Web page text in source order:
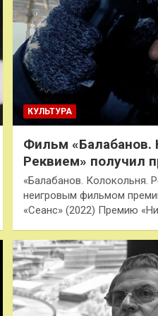
КУЛЬТУРА
Фильм «Балабанов.
Реквием» получил
«Балабанов. Колокольня.
неигровым фильмом
«Сеанс» (2022) Премию